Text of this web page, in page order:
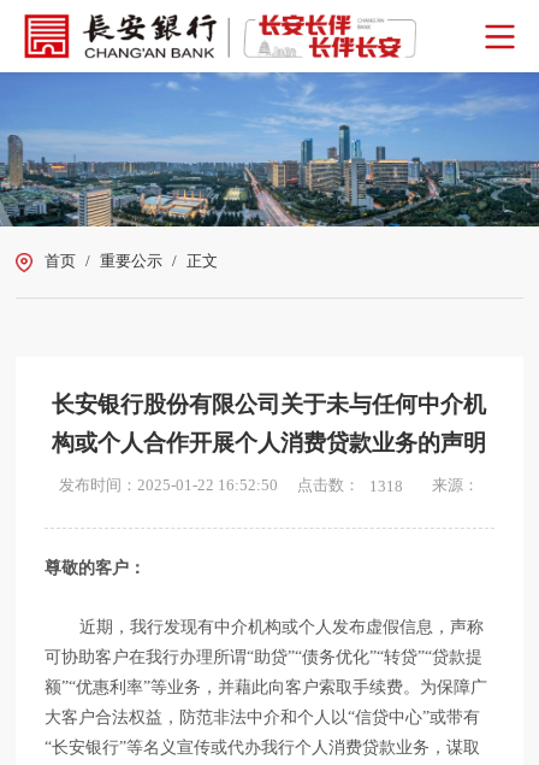
首页 / 重要公示 / 正文
长安银行股份有限公司关于未与任何中介机
构或个人合作开展个人消费贷款业务的声明
发布时间：2025-01-22 16:52:50 点击数： 1318 来源：
尊敬的客户：
近期，我行发现有中介机构或个人发布虚假信息，声称
可协助客户在我行办理所谓“助贷”“债务优化”“转贷”“贷款提
额”“优惠利率”等业务，并藉此向客户索取手续费。为保障广
大客户合法权益，防范非法中介和个人以“信贷中心”或带有
“长安银行”等名义宣传或代办我行个人消费贷款业务，谋取